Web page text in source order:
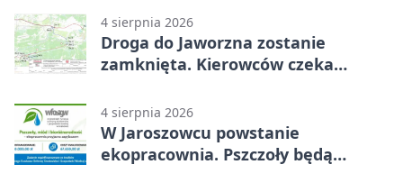
4 sierpnia 2026
Droga do Jaworzna zostanie
zamknięta. Kierowców czeka
4 sierpnia 2026
W Jaroszowcu powstanie
ekopracownia. Pszczoły będą